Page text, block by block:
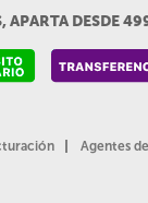
APARTA DESDE
Agentes